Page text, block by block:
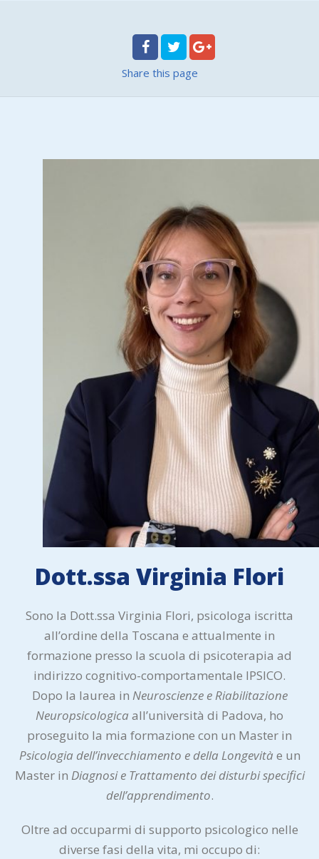
Share this page
Dott.ssa Virginia Flori
Sono la Dott.ssa Virginia Flori, psicologa iscritta
all’ordine della Toscana e attualmente in
formazione presso la scuola di psicoterapia ad
indirizzo cognitivo-comportamentale IPSICO.
Dopo la laurea in Neuroscienze e Riabilitazione
Neuropsicologica all’università di Padova, ho
proseguito la mia formazione con un Master in
Psicologia dell’invecchiamento e della Longevità e un
Master in Diagnosi e Trattamento dei disturbi specifici
dell’apprendimento.
Oltre ad occuparmi di supporto psicologico nelle
diverse fasi della vita, mi occupo di: